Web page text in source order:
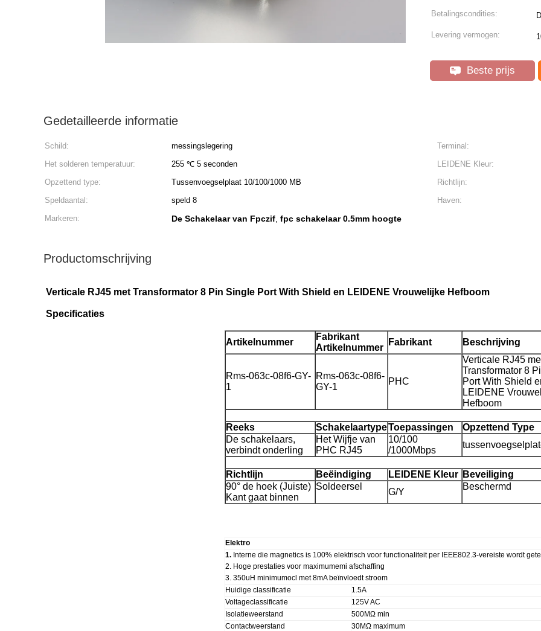
Betalingscondities:
Levering vermogen:
Beste prijs
Gedetailleerde informatie
Schild: messingslegering
Terminal:
Het solderen temperatuur:
255 ℃ 5 seconden
LEIDENE Kleur:
Opzettend type:
Tussenvoegselplaat 10/100/1000 MB
Richtlijn:
Speldaantal:
speld 8
Haven:
Markeren:
De Schakelaar van Fpczif, fpc schakelaar 0.5mm hoogte
Productomschrijving
Verticale RJ45 met Transformator 8 Pin Single Port With Shield en LEIDENE Vrouwelijke Hefboom
Specificaties
Artikelnummer
Fabrikant
Artikelnummer
Fabrikant Beschrijving
Rms-063c-08f6-GY-
1
Rms-063c-08f6-
GY-1
PHC
Verticale RJ45
Transformator 8
Port With Shield
LEIDENE
Hefboom
Reeks SchakelaartypeToepassingen
Opzettend Type
De schakelaars,
verbindt onderling
Het Wijfje van
PHC RJ45
10/100
/1000Mbps
Richtlijn Beëindiging LEIDENE Kleur Beveiliging
90° de hoek (Juiste)
Kant gaat binnen
Soldeersel
G/Y
Beschermd
Elektro
1. Interne die magnetics is 100% elektrisch voor functionaliteit per IEEE802.3-vereiste wordt
2. Hoge prestaties voor maximumemi afschaffing
3. 350uH minimumocl met 8mA beïnvloedt stroom
Huidige classificatie
1.5A
Voltageclassificatie
125V AC
Isolatieweerstand
500MΩ min
Contactweerstand
30MΩ maximum